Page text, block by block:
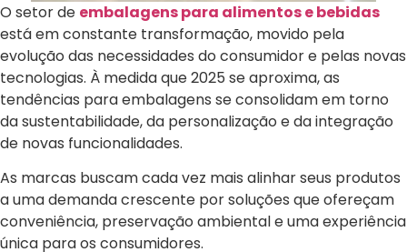
O setor de embalagens para alimentos e bebidas
está em constante transformação, movido pela
evolução das necessidades do consumidor e pelas novas
tecnologias. À medida que 2025 se aproxima, as
tendências para embalagens se consolidam em torno
da sustentabilidade, da personalização e da integração
de novas funcionalidades.
As marcas buscam cada vez mais alinhar seus produtos
a uma demanda crescente por soluções que ofereçam
conveniência, preservação ambiental e uma experiência
única para os consumidores.